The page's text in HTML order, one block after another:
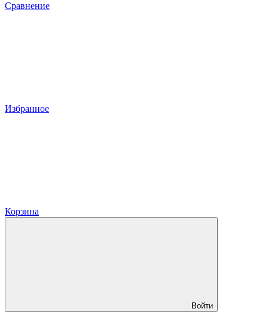
Сравнение
Избранное
Корзина
Войти